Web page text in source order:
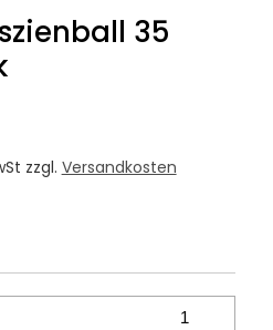
35
zzgl. Versandkosten